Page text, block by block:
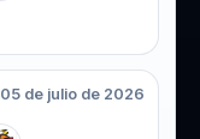
05 de julio de 2026